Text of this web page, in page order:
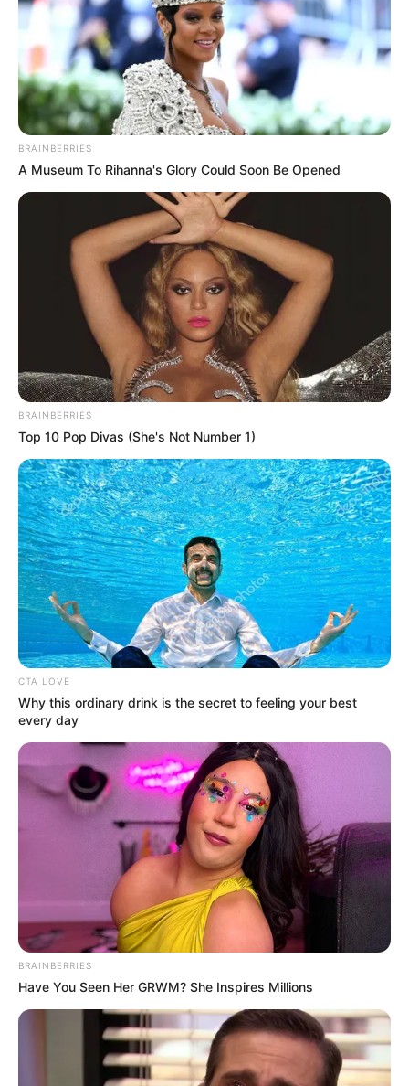
BRAINBERRIES
A Museum To Rihanna's Glory Could Soon Be Opened
BRAINBERRIES
Top 10 Pop Divas (She's Not Number 1)
CTA LOVE
Why this ordinary drink is the secret to feeling your best
every day
BRAINBERRIES
Have You Seen Her GRWM? She Inspires Millions